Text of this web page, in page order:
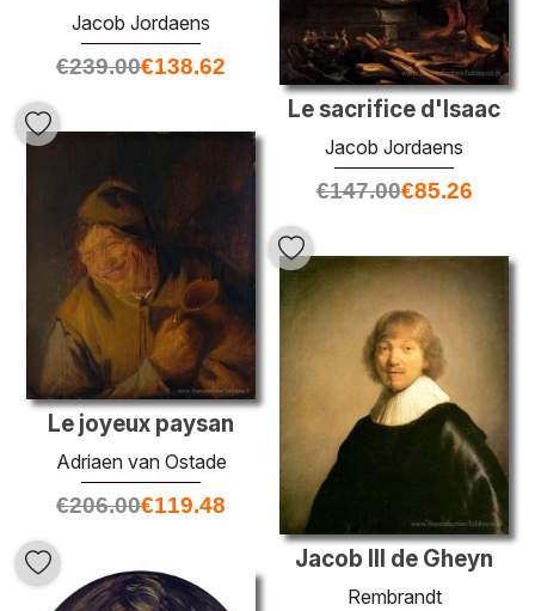
Le sacrifice d'Isaac
Jacob Jordaens
€147.00€85.26
Jacob Jordaens
€239.00€138.62
Le joyeux paysan
Adriaen van Ostade
€206.00€119.48
Jacob III de Gheyn
Rembrandt